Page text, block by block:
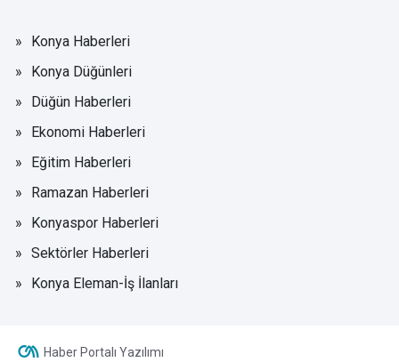
Konya Haberleri
Konya Düğünleri
Düğün Haberleri
Ekonomi Haberleri
Eğitim Haberleri
Ramazan Haberleri
Konyaspor Haberleri
Sektörler Haberleri
Konya Eleman-İş İlanları
Haber Portalı Yazılımı